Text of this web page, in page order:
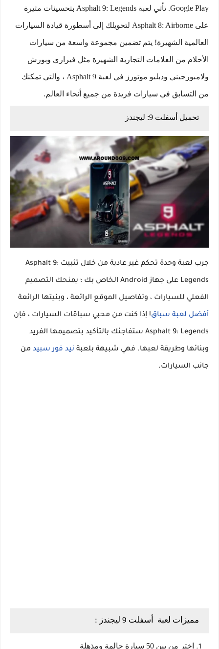
Google Play. تأتي لعبة Asphalt 9: Legends بتحسينات مثيرة
على Asphalt 8: Airborne لتحويلك إلى أسطورة قيادة السيارات
العالمية الشهيرة! يتم تضمين مجموعة واسعة من سيارات
الأحلام من العلامات التجارية الشهيرة مثل فيراري وبورش
ولامبورجيني ودبليو موتورز في لعبة Asphalt 9 ، والتي تمكنك
من التسابق في سيارات فريدة من جميع أنحاء العالم.
تحميل أسفلت 9: ليجندز
جرب لعبة وحدة تحكم غير عادية من خلال تثبيت Asphalt 9:
Legends على جهاز Android الخاص بك ؛ يمنحك التصميم
الفعلي للسيارات ، وتفاصيل الموقع الرائعة ، وبنيتها الرائعة
أفضل لعبة سباق! إذا كنت من محبي سباقات السيارات ، فإن
Asphalt 9: Legends ستفاجئك بالتأكيد بتصميمها الفريد
وبنائها وطريقة لعبها. فهي شبيهة بلعبة نيد فور سبيد من
جانب السيارات.
مميزات لعبة أسفلت 9 ليجندز :
اختر من بين 50 سيارة حالمة ومذهلة